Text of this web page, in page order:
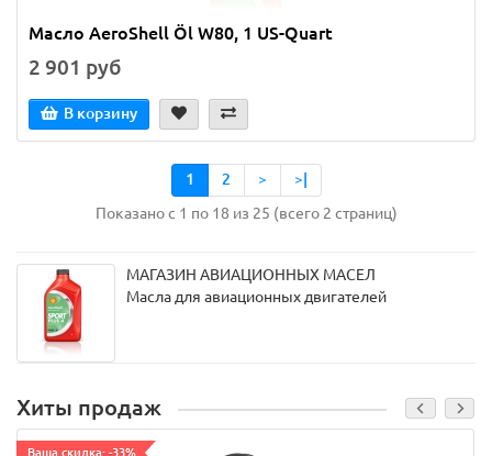
Масло AeroShell Öl W80, 1 US-Quart
2 901 руб
В корзину
1 2 >
>|
Показано с 1 по 18 из 25 (всего 2 страниц)
МАГАЗИН АВИАЦИОННЫХ МАСЕЛ
Масла для авиационных двигателей
Хиты продаж
Ваша скидка: -33%